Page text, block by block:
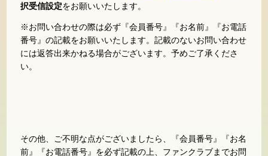
択受信設定をお願いいたします。
※お問い合わせの際は必ず『会員番号』『お名前』『お電話
番号』の記載をお願いいたします。記載のないお問い合わせ
には返答出来かねる場合がございます。予めご了承くださ
い。
その他、ご不明な点がございましたら、『会員番号』『お名
前』『お電話番号』を必ず記載の上、ファンクラブまでお問